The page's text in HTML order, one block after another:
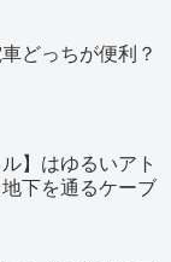
どっちが便利？
】はゆるいアト
下を通るケーブ